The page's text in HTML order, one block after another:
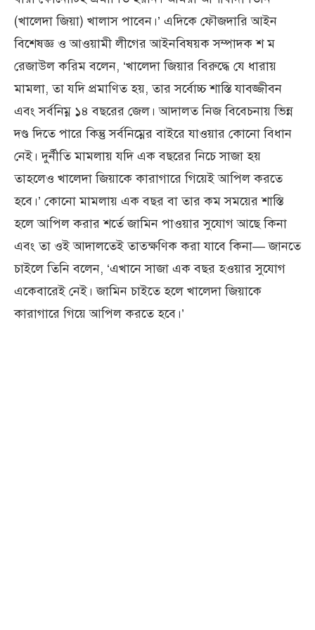
(খালেদা জিয়া) খালাস পাবেন।’ এদিকে ফৌজদারি আইন
বিশেষজ্ঞ ও আওয়ামী লীগের আইনবিষয়ক সম্পাদক শ ম
রেজাউল করিম বলেন, ‘খালেদা জিয়ার বিরুদ্ধে যে ধারায়
মামলা, তা যদি প্রমাণিত হয়, তার সর্বোচ্চ শাস্তি যাবজ্জীবন
এবং সর্বনিম্ন ১৪ বছরের জেল। আদালত নিজ বিবেচনায় ভিন্ন
দণ্ড দিতে পারে কিন্তু সর্বনিম্নের বাইরে যাওয়ার কোনো বিধান
নেই। দুর্নীতি মামলায় যদি এক বছরের নিচে সাজা হয়
তাহলেও খালেদা জিয়াকে কারাগারে গিয়েই আপিল করতে
হবে।’ কোনো মামলায় এক বছর বা তার কম সময়ের শাস্তি
হলে আপিল করার শর্তে জামিন পাওয়ার সুযোগ আছে কিনা
এবং তা ওই আদালতেই তাত্ক্ষণিক করা যাবে কিনা— জানতে
চাইলে তিনি বলেন, ‘এখানে সাজা এক বছর হওয়ার সুযোগ
একেবারেই নেই। জামিন চাইতে হলে খালেদা জিয়াকে
কারাগারে গিয়ে আপিল করতে হবে।’